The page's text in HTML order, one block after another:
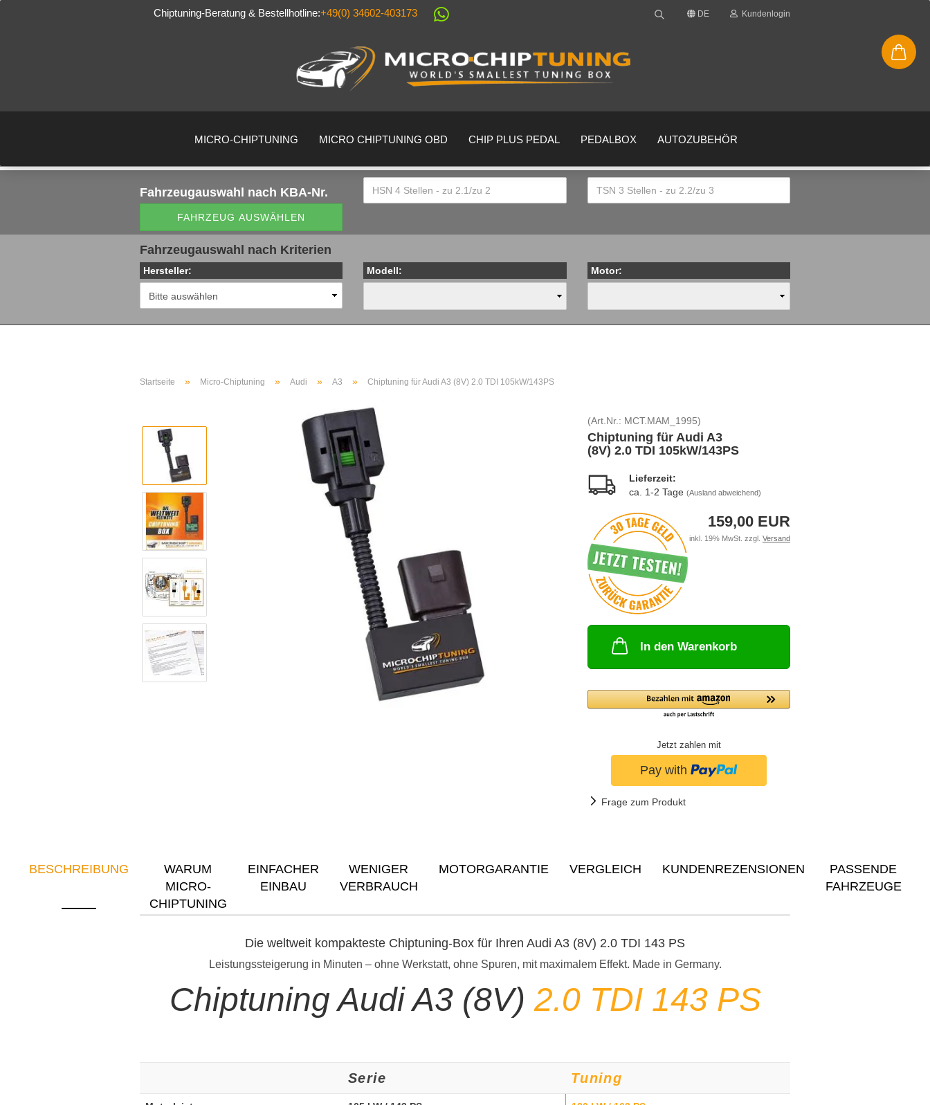
Chiptuning-Beratung & Bestellhotline:+49(0) 34602-403173 DE
Sprache auswählen
Kundenlogin
MICRO-CHIPTUNING MICRO CHIPTUNING OBD CHIP PLUS PEDAL PEDALBOX AUTOZUBEHÖR
Fahrzeugauswahl nach KBA-Nr.
FAHRZEUG AUSWÄHLEN
Fahrzeugauswahl nach Kriterien
Hersteller: Modell: Motor:
Startseite » Micro-Chiptuning » Audi » A3 » Chiptuning für Audi A3 (8V) 2.0 TDI 105kW/143PS
(Art.Nr.: MCT.MAM_1995)
Chiptuning für Audi A3
(8V) 2.0 TDI 105kW/143PS
Lieferzeit:
ca. 1-2 Tage (Ausland abweichend)
159,00 EUR
inkl. 19% MwSt. zzgl. Versand
In den Warenkorb
Jetzt zahlen mit
Frage zum Produkt
BESCHREIBUNG
WARUM
MICRO-
CHIPTUNING
EINFACHER
EINBAU
WENIGER
VERBRAUCH
MOTORGARANTIE VERGLEICH KUNDENREZENSIONEN
PASSENDE
FAHRZEUGE
Die weltweit kompakteste Chiptuning-Box für Ihren Audi A3 (8V) 2.0 TDI 143 PS
Leistungssteigerung in Minuten – ohne Werkstatt, ohne Spuren, mit maximalem Effekt. Made in Germany.
Chiptuning Audi A3 (8V) 2.0 TDI 143 PS
Serie Tuning